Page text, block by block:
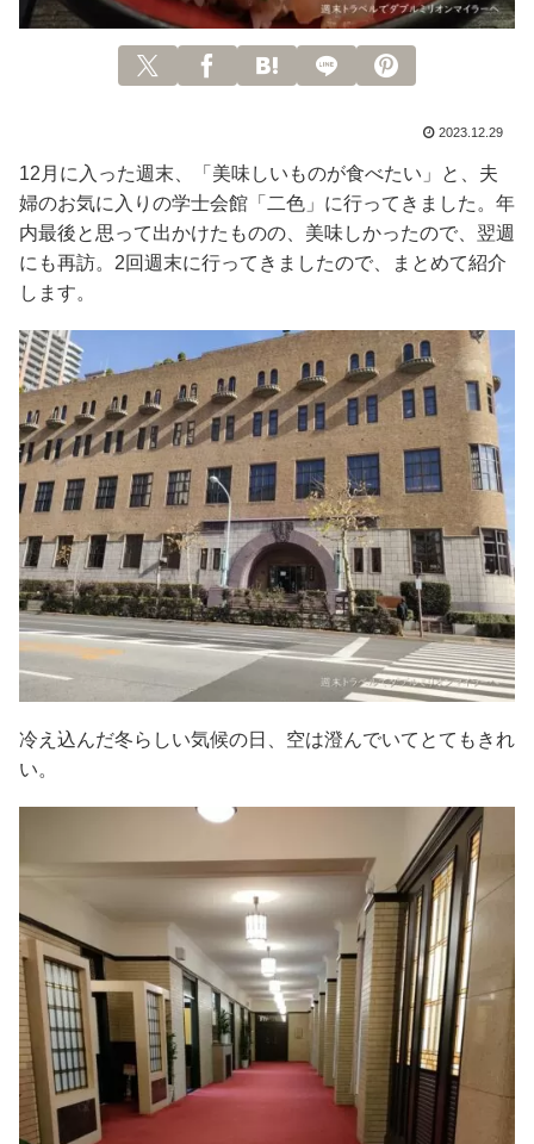
2023.12.29
12月に入った週末、「美味しいものが食べたい」と、夫
婦のお気に入りの学士会館「二色」に行ってきました。年
内最後と思って出かけたものの、美味しかったので、翌週
にも再訪。2回週末に行ってきましたので、まとめて紹介
します。
冷え込んだ冬らしい気候の日、空は澄んでいてとてもきれ
い。